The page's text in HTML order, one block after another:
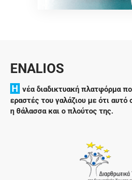
ENALIOS
H νέα διαδικτυακή πλατφόρμα
εραστές του γαλάζιου με ότι αυτό
η θάλασσα και ο πλούτος της.